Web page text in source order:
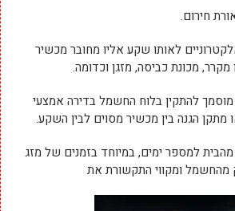
חירום.
לאותו שקע אליו מחובר מכשיר
מכונת כביסה, מזגן וכדומה.
להתקין בלוח החשמל בדירה אמצעי
מתקן הגנה בין מכשיר מסוים לבין השקע.
למספר ימים, במיוחד בזמנים של מזג
מהחשמל ומקווי התקשורת את